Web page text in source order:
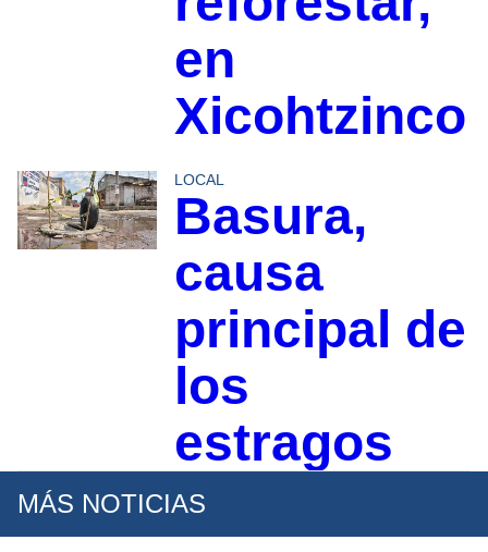
en
Xicohtzinco
LOCAL
Basura,
causa
principal de
los
estragos
MÁS NOTICIAS